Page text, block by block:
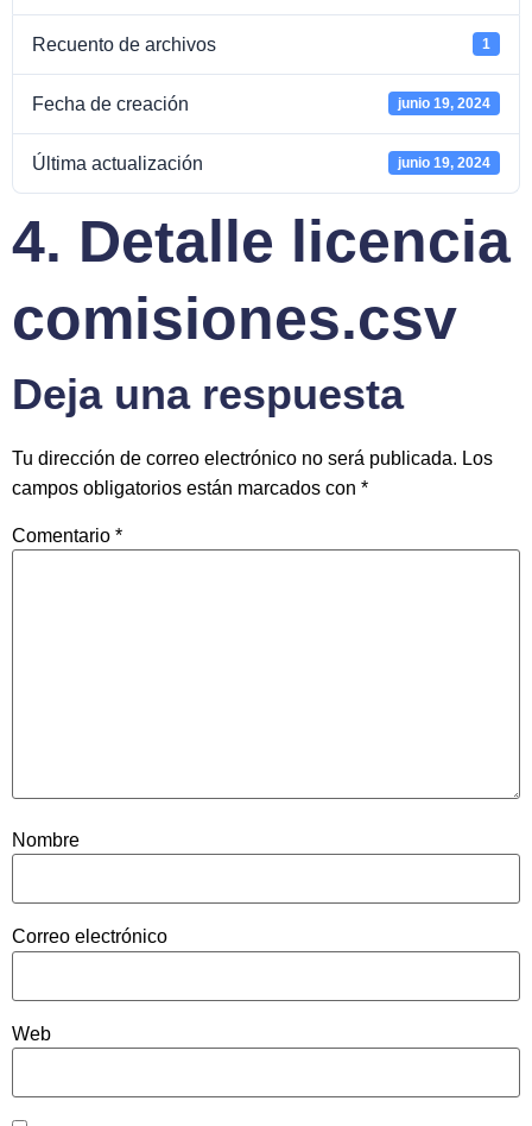
Recuento de archivos 1
Fecha de creación junio 19, 2024
Última actualización junio 19, 2024
4. Detalle licencia
comisiones.csv
Deja una respuesta
Tu dirección de correo electrónico no será publicada. Los
campos obligatorios están marcados con *
Comentario *
Nombre
Correo electrónico
Web